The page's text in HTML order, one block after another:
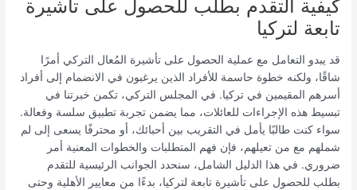
كيفية التقدم بطلب للحصول على تأشيرة
تابعة لتركيا
قد يبدو التعامل مع عملية الحصول على تأشيرة المُعال التركي أمرًا
شاقًا، ولكنه خطوة حاسمة للأفراد الذين يرغبون في الانضمام إلى أفراد
أسرهم المقيمين في تركيا. في المجلس التركي، تكمن خبرتنا في
تبسيط هذه الإجراءات للعائلات، مما يضمن تجربة تطبيق سلسة وفعالة.
سواء كنت طالبًا يأمل في التقريب بين أحبائك، أو محترفًا يسعى إلى لم
شملهم مع من تعيلهم، فإن فهم المتطلبات والخطوات المعنية أمر
ضروري. في هذا الدليل الشامل، سنحدد الجوانب الرئيسية للتقدم
بطلب للحصول على تأشيرة تابعة لتركيا، بدءًا من معايير الأهلية وحتى